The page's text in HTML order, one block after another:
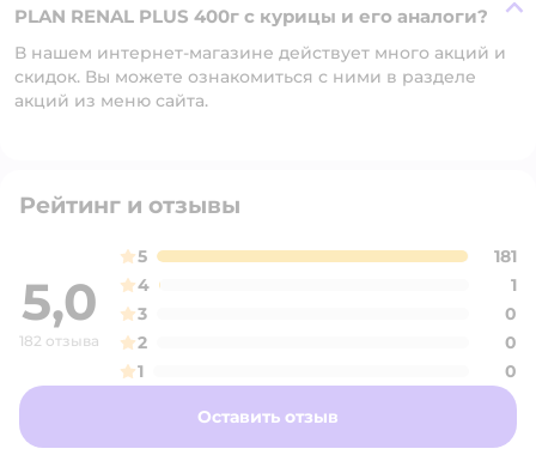
PLAN RENAL PLUS 400г с курицы и его аналоги?
В нашем интернет-магазине действует много акций и
скидок. Вы можете ознакомиться с ними в разделе
акций из меню сайта.
Рейтинг и отзывы
5,0
182 отзыва
5
181
4
1
3
0
2
0
1
0
Оставить отзыв